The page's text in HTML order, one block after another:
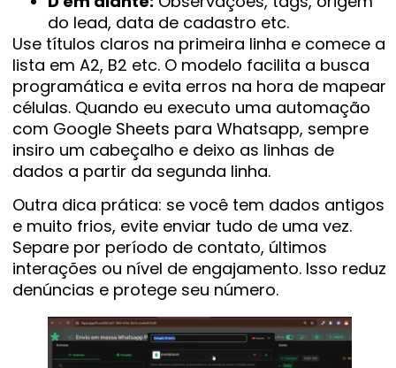
do lead, data de cadastro etc.
Use títulos claros na primeira linha e comece a
lista em A2, B2 etc. O modelo facilita a busca
programática e evita erros na hora de mapear
células. Quando eu executo uma automação
com Google Sheets para Whatsapp, sempre
insiro um cabeçalho e deixo as linhas de
dados a partir da segunda linha.
Outra dica prática: se você tem dados antigos
e muito frios, evite enviar tudo de uma vez.
Separe por período de contato, últimos
interações ou nível de engajamento. Isso reduz
denúncias e protege seu número.